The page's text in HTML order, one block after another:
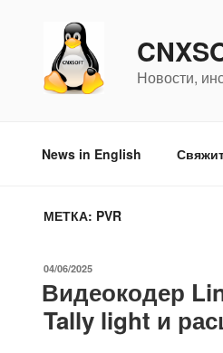
содержимому
Новости,
News in English
МЕТКА: PVR
ОПУБЛИКОВАНО
04/06/2025
Видеокодер
Tally light и